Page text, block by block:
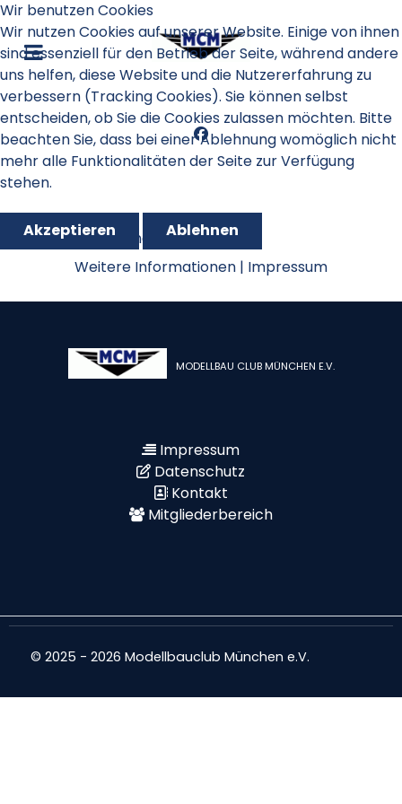
GPS Triangle 2022
MODELLBAU CLUB MÜNCHEN E.V.
Impressum
Datenschutz
Kontakt
Mitgliederbereich
© 2025 - 2026 Modellbauclub München e.V.
Wir benutzen Cookies
Wir nutzen Cookies auf unserer Website. Einige von ihnen
sind essenziell für den Betrieb der Seite, während andere
uns helfen, diese Website und die Nutzererfahrung zu
verbessern (Tracking Cookies). Sie können selbst
entscheiden, ob Sie die Cookies zulassen möchten. Bitte
beachten Sie, dass bei einer Ablehnung womöglich nicht
mehr alle Funktionalitäten der Seite zur Verfügung
stehen.
Akzeptieren
Ablehnen
Weitere Informationen | Impressum